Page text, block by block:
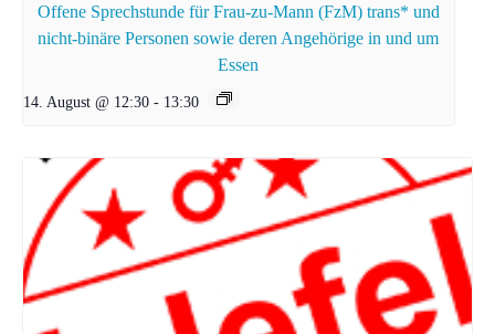
Offene Sprechstunde für Frau-zu-Mann (FzM) trans* und
nicht-binäre Personen sowie deren Angehörige in und um
Essen
14. August @ 12:30 - 13:30